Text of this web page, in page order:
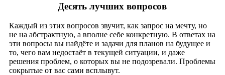
Десять лучших вопросов
Каждый из этих вопросов звучит, как запрос на мечту, но
не на абстрактную, а вполне себе конкретную. В ответах на
эти вопросы вы найдёте и задачи для планов на будущее и
то, чего вам недостаёт в текущей ситуации, и даже
решения проблем, о которых вы не подозревали. Проблемы
сокрытые от вас сами всплывут.